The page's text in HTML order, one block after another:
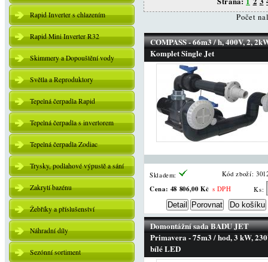
Rapid Inverter s chlazením
Rapid Mini Inverter R32
Skimmery a Dopouštění vody
Světla a Reproduktory
Tepelná čerpadla Rapid
Tepelná čerpadla s invertorem
Tepelná čerpadla Zodiac
Trysky, podlahové výpustě a sání
Zakrytí bazénu
Žebříky a příslušenství
Náhradní díly
Sezónní sortiment
Počet
COMPASS - 66m3 / h, 400V, 2,
Komplet Single Jet
Skladem: Kód zboží:
Cena: 48 806,00 Kč s DPH Ks:
Domontážní sada BADU JET
Primavera - 75m3 / hod, 3 kW,
bílé LED